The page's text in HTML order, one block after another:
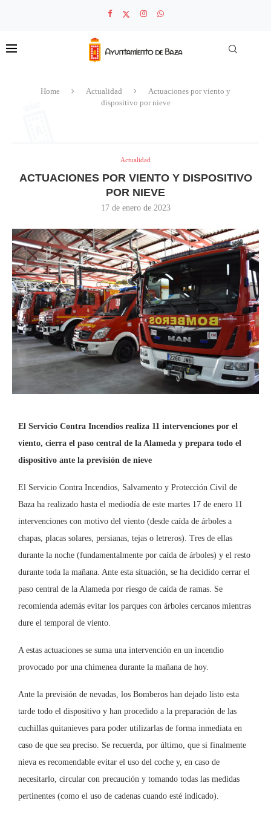
Home Actualidad
Actuaciones por viento y
dispositivo por nieve
Actualidad
ACTUACIONES POR VIENTO Y DISPOSITIVO
POR NIEVE
17 de enero de 2023
El Servicio Contra Incendios realiza 11 intervenciones por el
viento, cierra el paso central de la Alameda y prepara todo el
dispositivo ante la previsión de nieve
El Servicio Contra Incendios, Salvamento y Protección Civil de
Baza ha realizado hasta el mediodía de este martes 17 de enero 11
intervenciones con motivo del viento (desde caída de árboles a
chapas, placas solares, persianas, tejas o letreros). Tres de ellas
durante la noche (fundamentalmente por caída de árboles) y el resto
durante toda la mañana. Ante esta situación, se ha decidido cerrar el
paso central de la Alameda por riesgo de caída de ramas. Se
recomienda además evitar los parques con árboles cercanos mientras
dure el temporal de viento.
A estas actuaciones se suma una intervención en un incendio
provocado por una chimenea durante la mañana de hoy.
Ante la previsión de nevadas, los Bomberos han dejado listo esta
tarde todo el dispositivo y han procedido a la preparación de las
cuchillas quitanieves para poder utilizarlas de forma inmediata en
caso de que sea preciso. Se recuerda, por último, que si finalmente
nieva es recomendable evitar el uso del coche y, en caso de
necesitarlo, circular con precaución y tomando todas las medidas
pertinentes (como el uso de cadenas cuando esté indicado).